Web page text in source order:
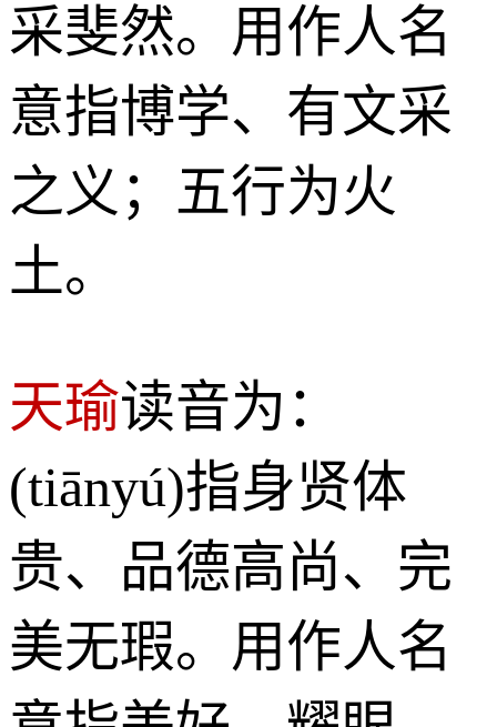
采斐然。用作人名
意指博学、有文采
之义；五行为火
土。
天瑜读音为：
(tiānyú)指身贤体
贵、品德高尚、完
美无瑕。用作人名